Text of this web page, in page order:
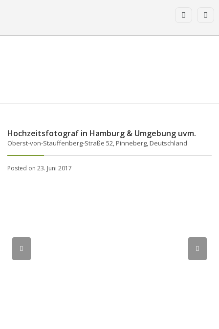
Hochzeitsfotograf in Hamburg & Umgebung uvm.
Oberst-von-Stauffenberg-Straße 52, Pinneberg, Deutschland
Posted on 23. Juni 2017